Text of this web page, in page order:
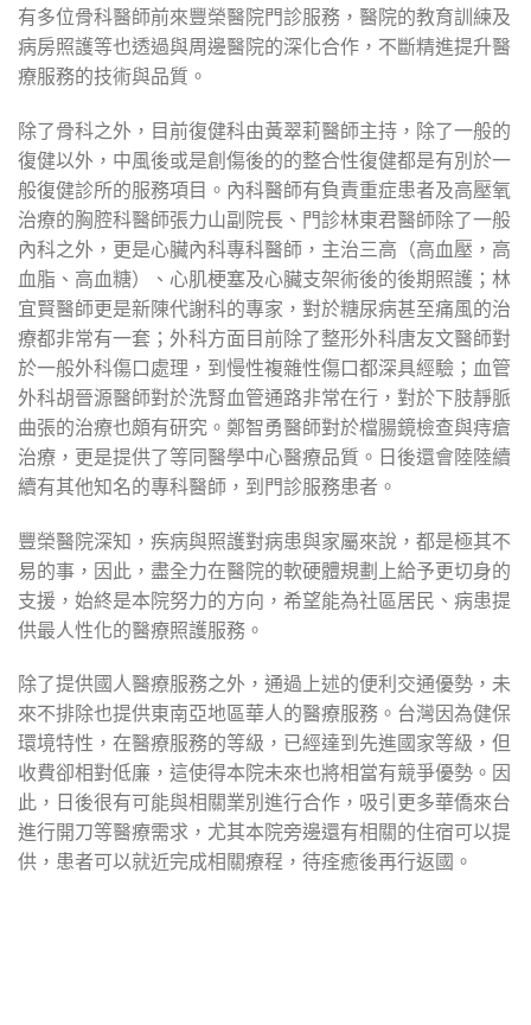
有多位骨科醫師前來豐榮醫院門診服務，醫院的教育訓練及
病房照護等也透過與周邊醫院的深化合作，不斷精進提升醫
療服務的技術與品質。
除了骨科之外，目前復健科由黃翠莉醫師主持，除了一般的
復健以外，中風後或是創傷後的的整合性復健都是有別於一
般復健診所的服務項目。內科醫師有負責重症患者及高壓氧
治療的胸腔科醫師張力山副院長、門診林東君醫師除了一般
內科之外，更是心臟內科專科醫師，主治三高（高血壓，高
血脂、高血糖）、心肌梗塞及心臟支架術後的後期照護；林
宜賢醫師更是新陳代謝科的專家，對於糖尿病甚至痛風的治
療都非常有一套；外科方面目前除了整形外科唐友文醫師對
於一般外科傷口處理，到慢性複雜性傷口都深具經驗；血管
外科胡晉源醫師對於洗腎血管通路非常在行，對於下肢靜脈
曲張的治療也頗有研究。鄭智勇醫師對於檔腸鏡檢查與痔瘡
治療，更是提供了等同醫學中心醫療品質。日後還會陸陸續
續有其他知名的專科醫師，到門診服務患者。
豐榮醫院深知，疾病與照護對病患與家屬來說，都是極其不
易的事，因此，盡全力在醫院的軟硬體規劃上給予更切身的
支援，始終是本院努力的方向，希望能為社區居民、病患提
供最人性化的醫療照護服務。
除了提供國人醫療服務之外，通過上述的便利交通優勢，未
來不排除也提供東南亞地區華人的醫療服務。台灣因為健保
環境特性，在醫療服務的等級，已經達到先進國家等級，但
收費卻相對低廉，這使得本院未來也將相當有競爭優勢。因
此，日後很有可能與相關業別進行合作，吸引更多華僑來台
進行開刀等醫療需求，尤其本院旁邊還有相關的住宿可以提
供，患者可以就近完成相關療程，待痊癒後再行返國。